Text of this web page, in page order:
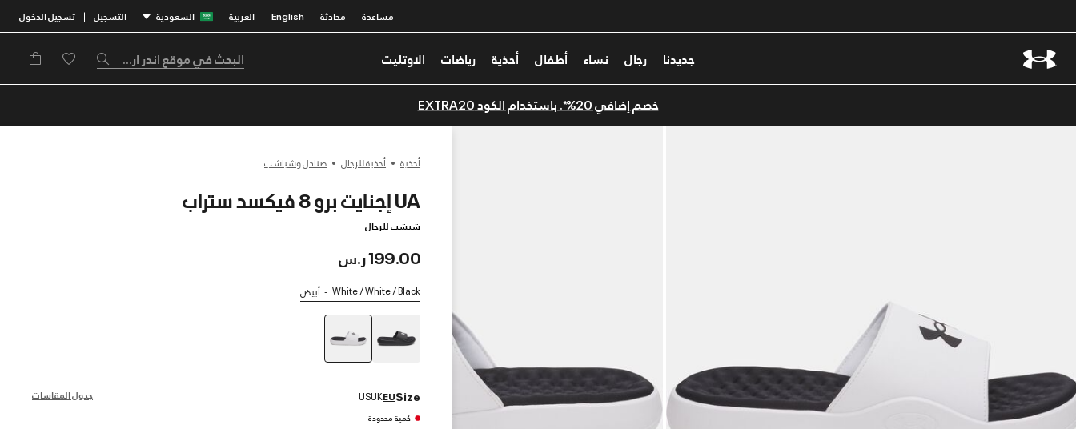
مساعدة محادثة English
| العربية السعودية التسجيل | تسجيل الدخول
جديدنا رجال نساء أطفال أحذية رياضات الاوتليت
خصم إضافي 20%*. باستخدام الكود EXTRA20
أحذية أحذية للرجال صنادل وشباشب
UA إجنايت برو 8 فيكسد ستراب
شبشب للرجال
199.00 ر.س
White / White / Black أبيض
جدول المقاسات Size
EU
UK
US
كمية محدودة